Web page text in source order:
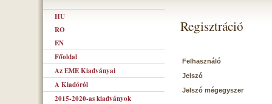
HU
RO
EN
Főoldal
Az EME Kiadványai
A Kiadóról
2015-2020-as kiadványok
Regisztráció
Felhasználó
Jelszó
Jelszó mégegyszer